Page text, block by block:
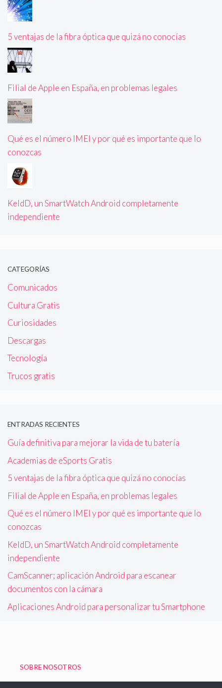
5 ventajas de la fibra óptica que quizá no conocías
Filial de Apple en España, en problemas legales
Qué es el número IMEI y por qué es importante que lo
conozcas
KeldD, un SmartWatch Android completamente
independiente
CATEGORÍAS
Comunicados
Cultura Gratis
Curiosidades
Descargas
Tecnología
Trucos gratis
ENTRADAS RECIENTES
Guía definitiva para mejorar la vida de tu batería
Academias de eSports Gratis
5 ventajas de la fibra óptica que quizá no conocías
Filial de Apple en España, en problemas legales
Qué es el número IMEI y por qué es importante que lo
conozcas
KeldD, un SmartWatch Android completamente
independiente
CamScanner; aplicación Android para escanear
documentos con la cámara
Aplicaciones Android para personalizar tu Smartphone
SOBRE NOSOTROS